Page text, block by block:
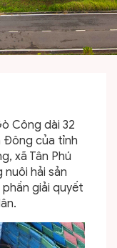
Công dài 32
Đông của tỉnh
xã Tân Phú
hải sản
giải quyết